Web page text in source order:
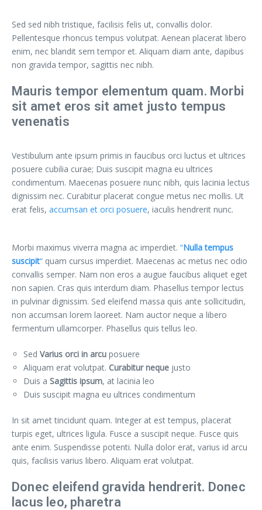
Sed sed nibh tristique, facilisis felis ut, convallis dolor.
Pellentesque rhoncus tempus volutpat. Aenean placerat libero
enim, nec blandit sem tempor et. Aliquam diam ante, dapibus
non gravida tempor, sagittis nec nibh.
Mauris tempor elementum quam. Morbi
sit amet eros sit amet justo tempus
venenatis
Vestibulum ante ipsum primis in faucibus orci luctus et ultrices
posuere cubilia curae; Duis suscipit magna eu ultrices
condimentum. Maecenas posuere nunc nibh, quis lacinia lectus
dignissim nec. Curabitur placerat congue metus nec mollis. Ut
erat felis, accumsan et orci posuere, iaculis hendrerit nunc.
Morbi maximus viverra magna ac imperdiet. “Nulla tempus
suscipit“ quam cursus imperdiet. Maecenas ac metus nec odio
convallis semper. Nam non eros a augue faucibus aliquet eget
non sapien. Cras quis interdum diam. Phasellus tempor lectus
in pulvinar dignissim. Sed eleifend massa quis ante sollicitudin,
non accumsan lorem laoreet. Nam auctor neque a libero
fermentum ullamcorper. Phasellus quis tellus leo.
Sed Varius orci in arcu posuere
Aliquam erat volutpat. Curabitur neque justo
Duis a Sagittis ipsum, at lacinia leo
Duis suscipit magna eu ultrices condimentum
In sit amet tincidunt quam. Integer at est tempus, placerat
turpis eget, ultrices ligula. Fusce a suscipit neque. Fusce quis
ante enim. Suspendisse potenti. Nulla dolor erat, varius id arcu
quis, facilisis varius libero. Aliquam erat volutpat.
Donec eleifend gravida hendrerit. Donec
lacus leo, pharetra